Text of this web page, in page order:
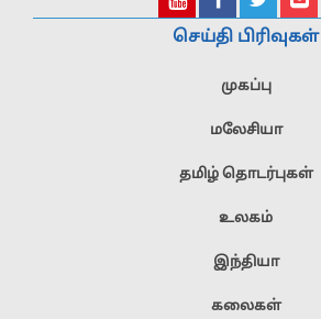
செய்தி பிரிவுகள்
முகப்பு
மலேசியா
தமிழ் தொடர்புகள்
உலகம்
இந்தியா
கலைகள்